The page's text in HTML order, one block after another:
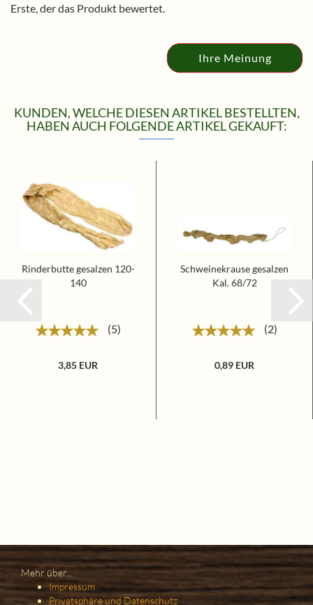
Erste, der das Produkt bewertet.
Ihre Meinung
KUNDEN, WELCHE DIESEN ARTIKEL BESTELLTEN,
HABEN AUCH FOLGENDE ARTIKEL GEKAUFT:
Rinderbutte gesalzen 120-
140
5
3,85 EUR
Schweinekrause gesalzen
Kal. 68/72
2
0,89 EUR
Mehr über...
Impressum
Privatsphäre und Datenschutz